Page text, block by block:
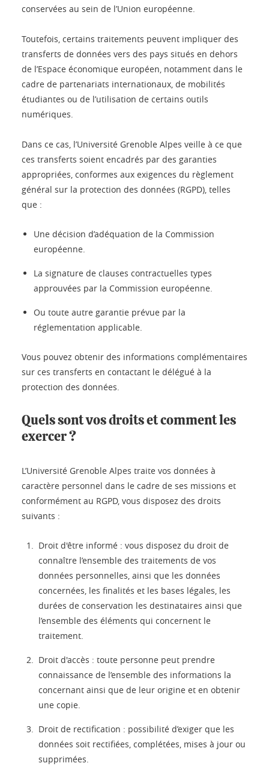
conservées au sein de l’Union européenne.
Toutefois, certains traitements peuvent impliquer des
transferts de données vers des pays situés en dehors
de l’Espace économique européen, notamment dans le
cadre de partenariats internationaux, de mobilités
étudiantes ou de l’utilisation de certains outils
numériques.
Dans ce cas, l’Université Grenoble Alpes veille à ce que
ces transferts soient encadrés par des garanties
appropriées, conformes aux exigences du règlement
général sur la protection des données (RGPD), telles
que :
Une décision d’adéquation de la Commission
européenne.
La signature de clauses contractuelles types
approuvées par la Commission européenne.
Ou toute autre garantie prévue par la
réglementation applicable.
Vous pouvez obtenir des informations complémentaires
sur ces transferts en contactant le délégué à la
protection des données.
Quels sont vos droits et comment les
exercer ?
L’Université Grenoble Alpes traite vos données à
caractère personnel dans le cadre de ses missions et
conformément au RGPD, vous disposez des droits
suivants :
Droit d'être informé : vous disposez du droit de
connaître l’ensemble des traitements de vos
données personnelles, ainsi que les données
concernées, les finalités et les bases légales, les
durées de conservation les destinataires ainsi que
l’ensemble des éléments qui concernent le
traitement.
Droit d'accès : toute personne peut prendre
connaissance de l’ensemble des informations la
concernant ainsi que de leur origine et en obtenir
une copie.
Droit de rectification : possibilité d’exiger que les
données soit rectifiées, complétées, mises à jour ou
supprimées.